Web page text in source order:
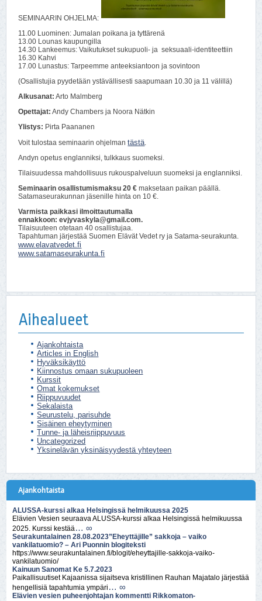
SEMINAARIN OHJELMA:
11.00 Luominen: Jumalan poikana ja tyttärenä
13.00 Lounas kaupungilla
14.30 Lankeemus: Vaikutukset sukupuoli- ja seksuaali-identiteettiin
16.30 Kahvi
17.00 Lunastus: Tarpeemme anteeksiantoon ja sovintoon
(Osallistujia pyydetään ystävällisesti saapumaan 10.30 ja 11 välillä)
Alkusanat: Arto Malmberg
Opettajat: Andy Chambers ja Noora Nätkin
Ylistys: Pirta Paananen
Voit tulostaa seminaarin ohjelmantästä
Andyn opetus englanniksi, tulkkaus suomeksi.
Tilaisuudessa mahdollisuus rukouspalveluun suomeksi ja englanniksi.
Seminaarin osallistumismaksu 20 € maksetaan paikan päällä.
Satamaseurakunnan jäsenille hinta on 10 €.
Varmista paikkasi ilmoittautumalla
ennakkoon: evjyvaskyla@gmail.com.
Tilaisuuteen otetaan 40 osallistujaa.
Tapahtuman järjestää Suomen Elävät Vedet ry ja Satama-seurakunta.
www.elavatvedet.fi
www.satamaseurakunta.fi
Aihealueet
Ajankohtaista
Articles in English
Hyväksikäyttö
Kiinnostus omaan sukupuoleen
Kurssit
Omat kokemukset
Riippuvuudet
Sekalaista
Seurustelu, parisuhde
Sisäinen eheytyminen
Tunne- ja läheisriippuvuus
Uncategorized
Yksinelävän yksinäisyydestä yhteyteen
Ajankohtaista
ALUSSA-kurssi alkaa Helsingissä helmikuussa 2025
Elävien Vesien seuraava ALUSSA-kurssi alkaa Helsingissä helmikuussa
2025. Kurssi kestää … ∞
Seurakuntalainen 28.08.2023”Eheyttäjille” sakkoja – vaiko
vankilatuomio? – Ari Puonnin blogiteksti
https://www.seurakuntalainen.fi/blogit/eheyttajille-sakkoja-vaiko-
vankilatuomio/
Kainuun Sanomat Ke 5.7.2023
Paikallisuutiset Kajaanissa sijaitseva kristillinen Rauhan Majatalo järjestää
hengellisiä tapahtumia ympäri … ∞
Elävien vesien puheenjohtajan kommentti Rikkomaton-